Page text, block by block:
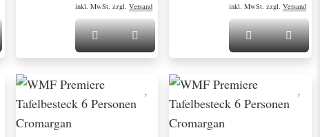
inkl. MwSt. zzgl.Versand inkl. MwSt. zzgl. Versand